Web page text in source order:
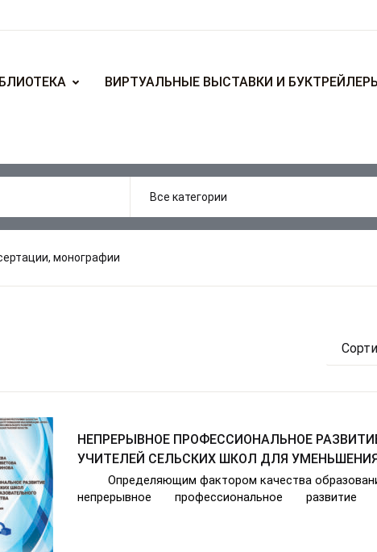
ВИРТУАЛЬНЫЕ ВЫСТАВКИ И
монографии
НЕПРЕРЫВНОЕ ПРОФЕССИОНАЛЬНОЕ
УЧИТЕЛЕЙ СЕЛЬСКИХ ШКОЛ ДЛЯ УМЕНЬШЕНИЯ
ОБРАЗОВАТЕЛЬНОГО НЕРАВЕНСТВА
Определяющим фактором качества
непрерывное профессиональное развитие